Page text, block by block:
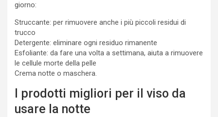
giorno:
Struccante: per rimuovere anche i più piccoli residui di
trucco
Detergente: eliminare ogni residuo rimanente
Esfoliante: da fare una volta a settimana, aiuta a rimuovere
le cellule morte della pelle
Crema notte o maschera.
I prodotti migliori per il viso da
usare la notte